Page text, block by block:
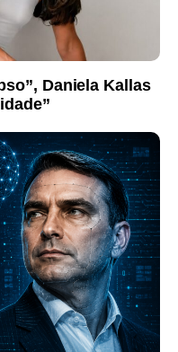
Daniela Kallas